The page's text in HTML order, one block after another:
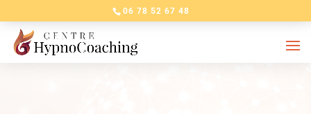
06 78 52 67 48